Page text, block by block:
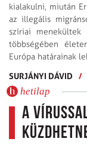
kialakulni, miután
az illegális
szíriai menekültek
többségében
Európa határainak
SURJÁNYI DÁVID
/
hetilap
A